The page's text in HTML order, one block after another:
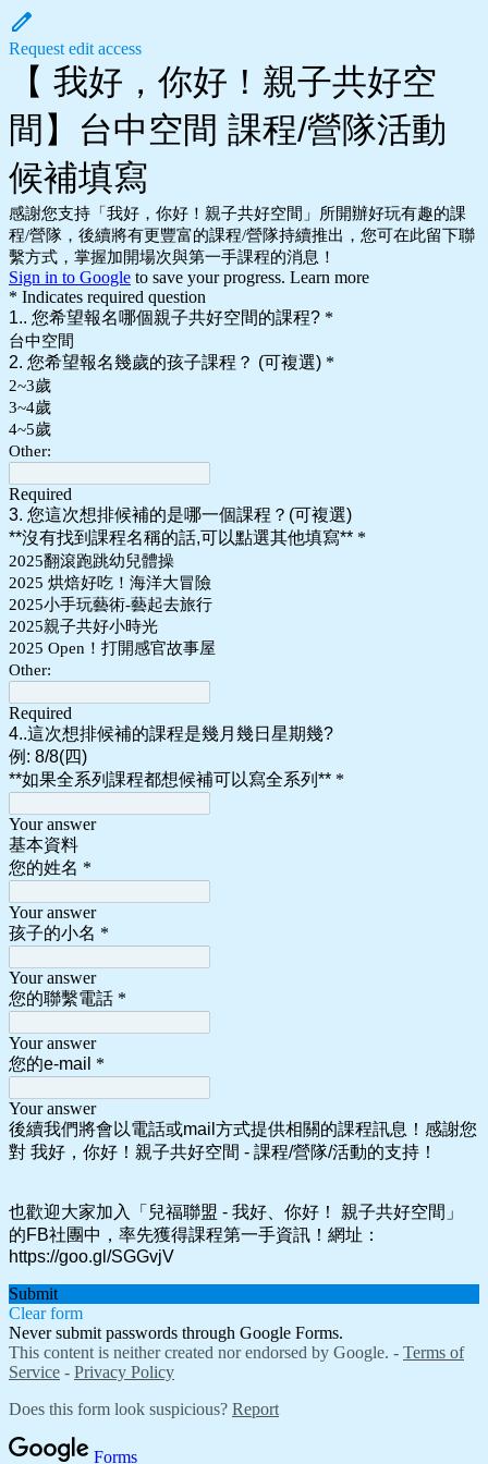
Request edit access
【 我好，你好！親子共好空
間】台中空間 課程/營隊活動
候補填寫
感謝您支持「我好，你好！親子共好空間」所開辦好玩有趣的課
程/營隊，後續將有更豐富的課程/營隊持續推出，您可在此留下聯
繫方式，掌握加開場次與第一手課程的消息！
Sign in to Google to save your progress. Learn more
* Indicates required question
1.. 您希望報名哪個親子共好空間的課程? *
台中空間
2. 您希望報名幾歲的孩子課程？ (可複選) *
2~3歲
3~4歲
4~5歲
Other:
Required
3. 您這次想排候補的是哪一個課程？(可複選)
**沒有找到課程名稱的話,可以點選其他填寫** *
2025翻滾跑跳幼兒體操
2025 烘焙好吃！海洋大冒險
2025小手玩藝術-藝起去旅行
2025親子共好小時光
2025 Open！打開感官故事屋
Other:
Required
4..這次想排候補的課程是幾月幾日星期幾?
例: 8/8(四)
**如果全系列課程都想候補可以寫全系列** *
Your answer
基本資料
您的姓名 *
Your answer
孩子的小名 *
Your answer
您的聯繫電話 *
Your answer
您的e-mail *
Your answer
後續我們將會以電話或mail方式提供相關的課程訊息！感謝您
對 我好，你好！親子共好空間 - 課程/營隊/活動的支持！
也歡迎大家加入「兒福聯盟 - 我好、你好！ 親子共好空間」
的FB社團中，率先獲得課程第一手資訊！ 網址：
https://goo.gl/SGGvjV
Submit
Clear form
Never submit passwords through Google Forms.
This content is neither created nor endorsed by Google. - Terms of
Service - Privacy Policy
Does this form look suspicious? Report
Forms